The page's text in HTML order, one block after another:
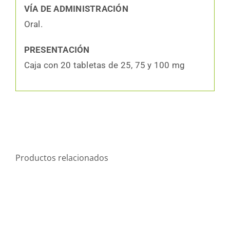
VÍA DE ADMINISTRACIÓN
Oral.
PRESENTACIÓN
Caja con 20 tabletas de 25, 75 y 100 mg
Productos relacionados